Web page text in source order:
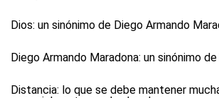
Dios: un sinónimo de Diego Armando
Diego Armando Maradona: un sinónimo de
Distancia: lo que se debe mantener